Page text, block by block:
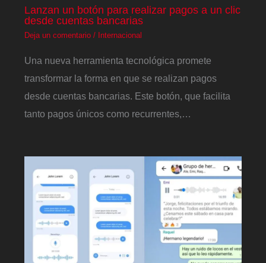
Lanzan un botón para realizar pagos a un clic
desde cuentas bancarias
Deja un comentario / Internacional
Una nueva herramienta tecnológica promete
transformar la forma en que se realizan pagos
desde cuentas bancarias. Este botón, que facilita
tanto pagos únicos como recurrentes,…